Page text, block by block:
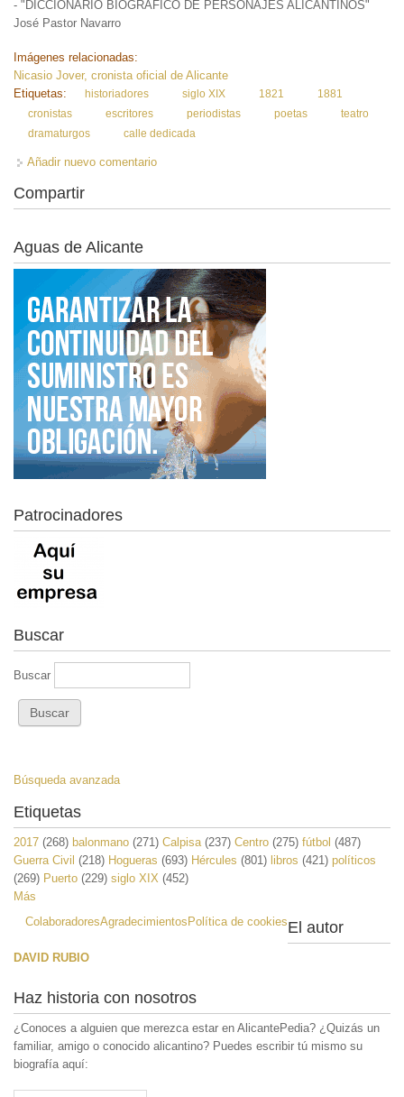
- "DICCIONARIO BIOGRÁFICO DE PERSONAJES ALICANTINOS"
José Pastor Navarro
Imágenes relacionadas:
Nicasio Jover, cronista oficial de Alicante
Etiquetas:
historiadores siglo XIX 1821
1881
cronistas
escritores periodistas poetas
teatro
dramaturgos
calle dedicada
Añadir nuevo comentario
Compartir
Aguas de Alicante
Patrocinadores
Buscar
Buscar
Búsqueda avanzada
Etiquetas
2017 (268) balonmano (271) Calpisa (237) Centro (275) fútbol (487)
Guerra Civil (218) Hogueras (693) Hércules (801) libros (421) políticos
(269) Puerto (229) siglo XIX (452)
Más
ColaboradoresAgradecimientos Política de cookiesEl autor
DAVID RUBIO
Haz historia con nosotros
¿Conoces a alguien que merezca estar en AlicantePedia? ¿Quizás un
familiar, amigo o conocido alicantino? Puedes escribir tú mismo su
biografía aquí: